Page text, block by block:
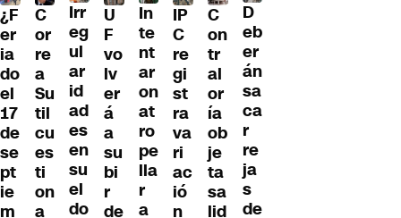
¿F
er
ia
do
el
17
de
se
pt
ie
m
C
or
re
a
Su
til
cu
es
ti
on
a
Irr
eg
ul
ar
id
ad
es
en
su
el
do
U
F
vo
lv
er
á
a
su
bi
r
de
In
te
nt
ar
on
at
ro
pe
lla
r
a
IP
C
re
gi
st
ra
va
ri
ac
ió
n
C
on
tr
al
or
ía
ob
je
ta
sa
lid
D
eb
er
án
sa
ca
r
re
ja
s
de